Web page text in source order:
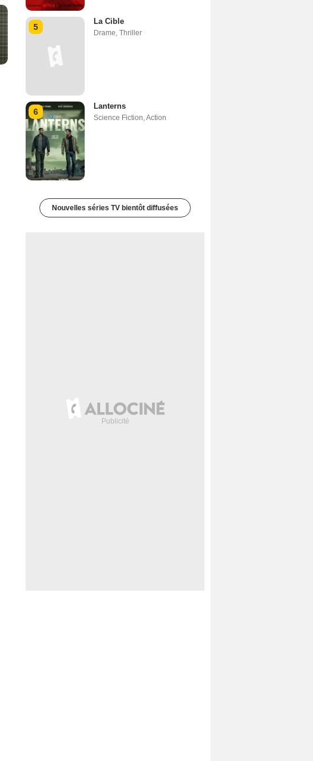
5
La Cible
Drame, Thriller
6
Lanterns
Science Fiction,Action
Nouvelles séries TV bientôt diffusées